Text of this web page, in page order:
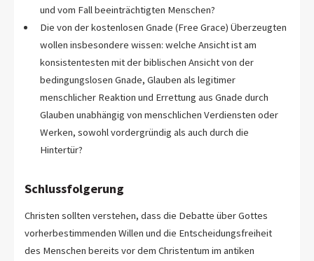
und vom Fall beeinträchtigten Menschen?
Die von der kostenlosen Gnade (Free Grace) Überzeugten
wollen insbesondere wissen: welche Ansicht ist am
konsistentesten mit der biblischen Ansicht von der
bedingungslosen Gnade, Glauben als legitimer
menschlicher Reaktion und Errettung aus Gnade durch
Glauben unabhängig von menschlichen Verdiensten oder
Werken, sowohl vordergründig als auch durch die
Hintertür?
Schlussfolgerung
Christen sollten verstehen, dass die Debatte über Gottes
vorherbestimmenden Willen und die Entscheidungsfreiheit
des Menschen bereits vor dem Christentum im antiken